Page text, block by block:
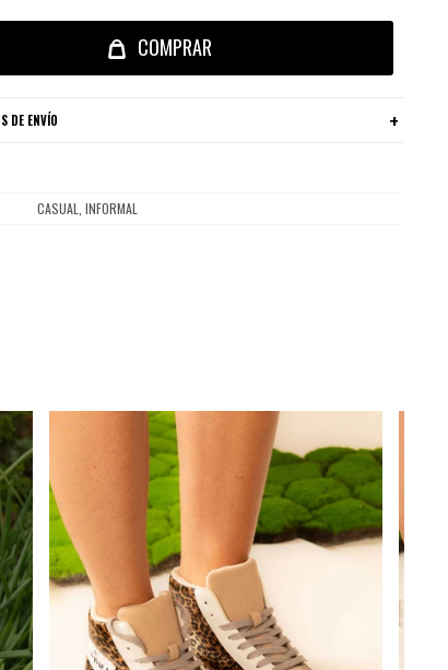
COMPRAR
DE ENVÍO
CASUAL, INFORMAL